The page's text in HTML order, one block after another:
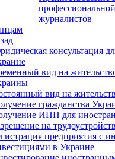
журналистов
консультация
вид на
вид на
гражданства
ИНН для
на
предприятия с
в Украине